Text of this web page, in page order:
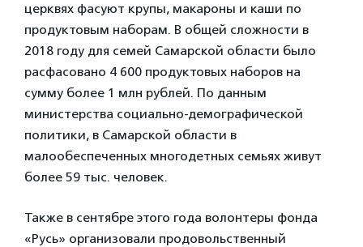
церквях фасуют крупы, макароны и каши по
продуктовым наборам. В общей сложности в
2018 году для семей Самарской области было
расфасовано 4 600 продуктовых наборов на
сумму более 1 млн рублей. По данным
министерства социально-демографической
политики, в Самарской области в
малообеспеченных многодетных семьях живут
более 59 тыс. человек.
Также в сентябре этого года волонтеры фонда
«Русь» организовали продовольственный